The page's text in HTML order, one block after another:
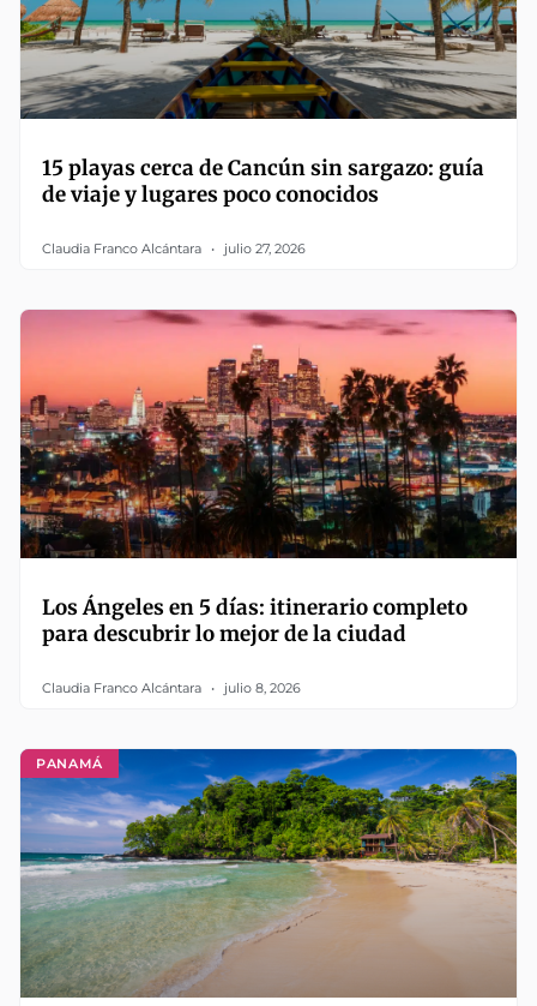
15 playas cerca de Cancún sin sargazo: guía
de viaje y lugares poco conocidos
Claudia Franco Alcántara julio 27, 2026
Los Ángeles en 5 días: itinerario completo
para descubrir lo mejor de la ciudad
Claudia Franco Alcántara julio 8, 2026
PANAMÁ